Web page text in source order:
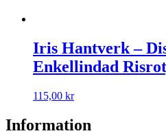
Iris Hantverk –
Enkellindad
115,00 kr
Information